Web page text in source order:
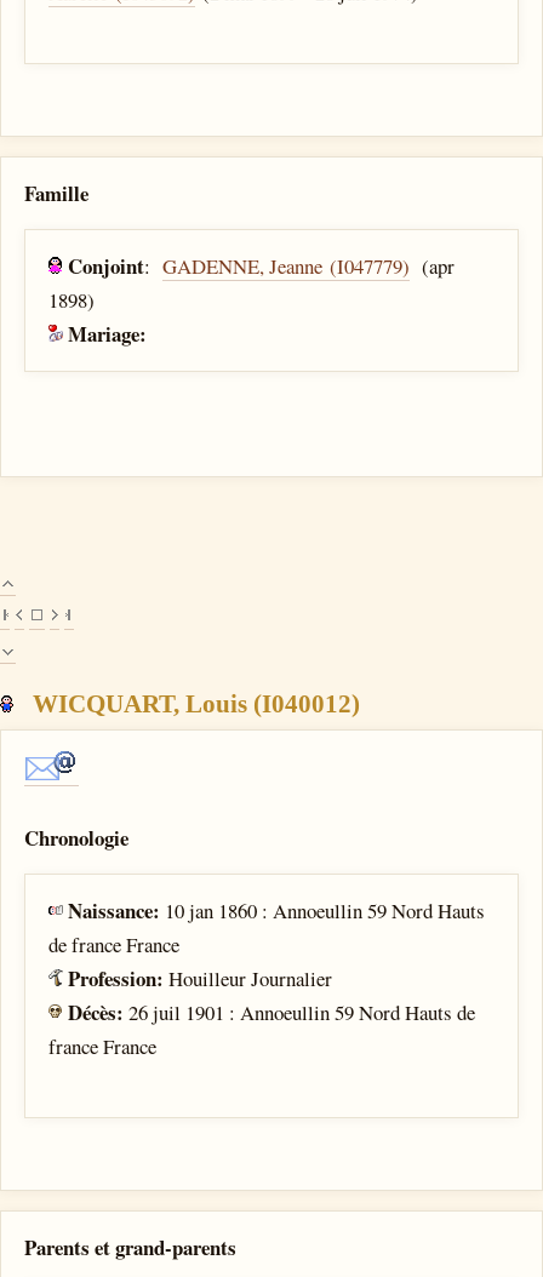
Famille
Conjoint:GADENNE, Jeanne (I047779) (apr
1898)
Mariage:
WICQUART, Louis (I040012)
Chronologie
Naissance: 10 jan 1860 : Annoeullin 59 Nord Hauts
de france France
Profession:Houilleur Journalier
Décès:26 juil 1901 : Annoeullin 59 Nord Hauts de
france France
Parents et grand-parents